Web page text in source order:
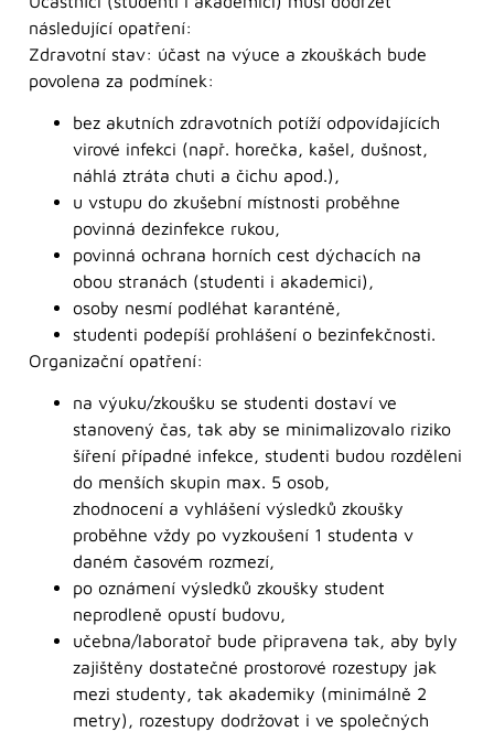
následující opatření:
Zdravotní stav: účast na výuce a zkouškách bude
povolena za podmínek:
bez akutních zdravotních potíží odpovídajících
virové infekci (např. horečka, kašel, dušnost,
náhlá ztráta chuti a čichu apod.),
u vstupu do zkušební místnosti proběhne
povinná dezinfekce rukou,
povinná ochrana horních cest dýchacích na
obou stranách (studenti i akademici),
osoby nesmí podléhat karanténě,
studenti podepíší prohlášení o bezinfekčnosti.
Organizační opatření:
na výuku/zkoušku se studenti dostaví ve
stanovený čas, tak aby se minimalizovalo riziko
šíření případné infekce, studenti budou rozděleni
do menších skupin max. 5 osob,
zhodnocení a vyhlášení výsledků zkoušky
proběhne vždy po vyzkoušení 1 studenta v
daném časovém rozmezí,
po oznámení výsledků zkoušky student
neprodleně opustí budovu,
učebna/laboratoř bude připravena tak, aby byly
zajištěny dostatečné prostorové rozestupy jak
mezi studenty, tak akademiky (minimálně 2
metry), rozestupy dodržovat i ve společných